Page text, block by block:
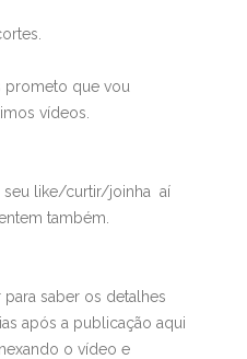
prometo que vou
vídeos.
seu like/curtir/joinha aí
também.
saber os detalhes
após a publicação aqui
o vídeo e